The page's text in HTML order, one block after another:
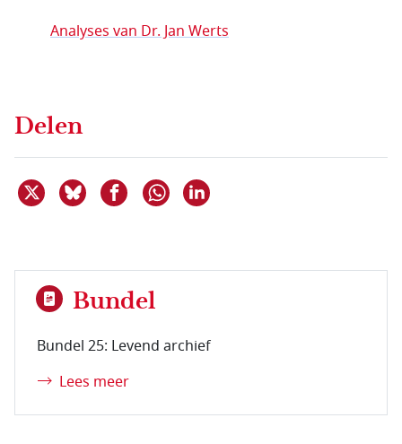
Analyses van Dr. Jan Werts
Delen
Deel dit item op X
Deel dit item op Bluesky
Deel dit item op Facebook
Delen via WhatsApp
Bundel
Bundel 25: Levend archief
Lees meer